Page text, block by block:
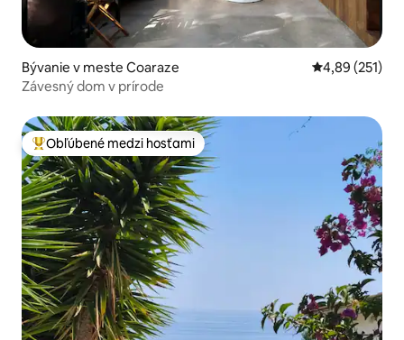
Bývanie v meste Coaraze Priemerné
4,89 (251)
Závesný dom v prírode
Najobľúbenejšie medzi hosťami
Obľúbené medzi hosťami